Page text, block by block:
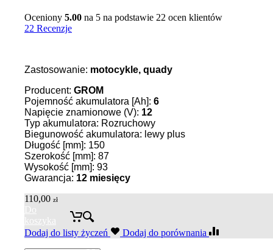
Oceniony 5.00 na 5 na podstawie 22 ocen klientów
22 Recenzje
Zastosowanie: motocykle, quady
Producent: GROM
Pojemność akumulatora [Ah]: 6
Napięcie znamionowe (V): 12
Typ akumulatora: Rozruchowy
Biegunowość akumulatora: lewy plus
Długość [mm]: 150
Szerokość [mm]: 87
Wysokość [mm]: 93
Gwarancja: 12 miesięcy
110,00 zł
Do
koszyka
Dodaj do listy życzeń
Dodaj do porównania